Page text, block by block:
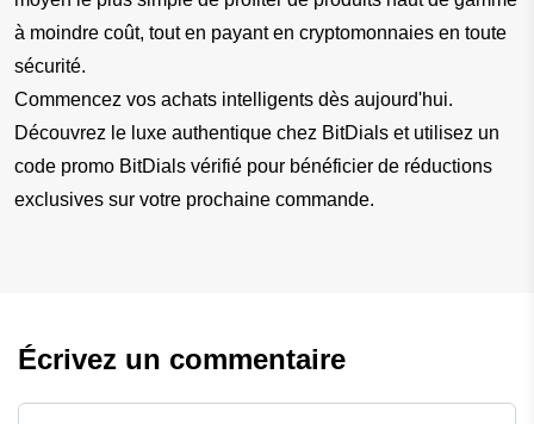
à moindre coût, tout en payant en cryptomonnaies en toute
sécurité.
Commencez vos achats intelligents dès aujourd'hui.
Découvrez le luxe authentique chez BitDials et utilisez un
code promo BitDials vérifié pour bénéficier de réductions
exclusives sur votre prochaine commande.
Écrivez un commentaire